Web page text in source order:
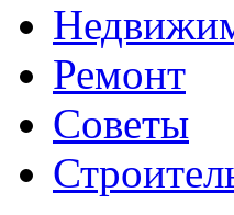
Ремонт
Советы